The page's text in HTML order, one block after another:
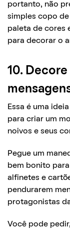
portanto, não
simples copo
paleta de cores
para decorar o
10.
Essa é uma
para criar um
noivos e seus
Pegue um
bem bonito
alfinetes e
pendurarem
protagonistas
Você pode